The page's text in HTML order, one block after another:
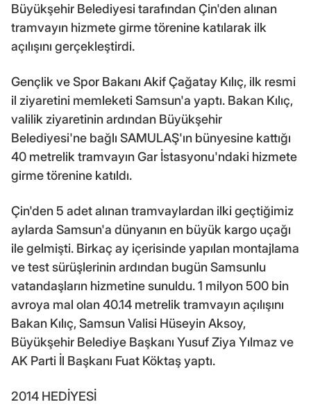
Büyükşehir Belediyesi tarafından Çin'den alınan
tramvayın hizmete girme törenine katılarak ilk
açılışını gerçekleştirdi.
Gençlik ve Spor Bakanı Akif Çağatay Kılıç, ilk resmi
il ziyaretini memleketi Samsun'a yaptı. Bakan Kılıç,
valilik ziyaretinin ardından Büyükşehir
Belediyesi'ne bağlı SAMULAŞ'ın bünyesine kattığı
40 metrelik tramvayın Gar İstasyonu'ndaki hizmete
girme törenine katıldı.
Çin'den 5 adet alınan tramvaylardan ilki geçtiğimiz
aylarda Samsun'a dünyanın en büyük kargo uçağı
ile gelmişti. Birkaç ay içerisinde yapılan montajlama
ve test sürüşlerinin ardından bugün Samsunlu
vatandaşların hizmetine sunuldu. 1 milyon 500 bin
avroya mal olan 40.14 metrelik tramvayın açılışını
Bakan Kılıç, Samsun Valisi Hüseyin Aksoy,
Büyükşehir Belediye Başkanı Yusuf Ziya Yılmaz ve
AK Parti İl Başkanı Fuat Köktaş yaptı.
2014 HEDİYESİ